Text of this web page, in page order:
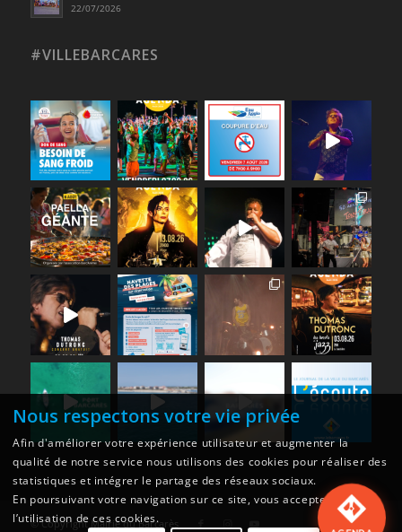
22/07/2026
#VILLEBARCARES
© Copyright Mairie du Barcarès
Nous respectons votre vie privée
Afin d'améliorer votre expérience utilisateur et augmenter la
qualité de notre service nous utilisons des cookies pour réaliser des
statistiques et intégrer le partage des réseaux sociaux.
En poursuivant votre navigation sur ce site, vous acceptez
l’utilisation de ces cookies.